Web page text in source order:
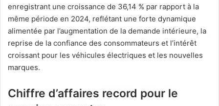
enregistrant une croissance de 36,14 % par rapport à la
même période en 2024, reflétant une forte dynamique
alimentée par l’augmentation de la demande intérieure, la
reprise de la confiance des consommateurs et l’intérêt
croissant pour les véhicules électriques et les nouvelles
marques.
Chiffre d’affaires record pour le